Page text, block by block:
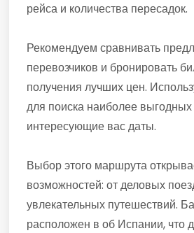
рейса и количества пересадок.
Рекомендуем сравнивать
перевозчиков и бронировать
получения лучших цен.
для поиска наиболее
интересующие вас даты.
Выбор этого маршрута
возможностей: от деловых
увлекательных путешествий.
расположен в об Испании, что